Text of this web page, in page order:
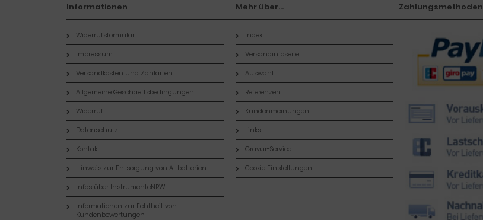
Informationen
Widerrufsformular
Impressum
Versandkosten und Zahlarten
Allgemeine Geschaeftsbedingungen
Widerruf
Datenschutz
Kontakt
Hinweis zur Entsorgung von Altbatterien
Infos über InstrumenteNRW
Informationen zur Echtheit von
Kundenbewertungen
Mehr über...
Index
Versandinfoseite
Auswahl
Referenzen
Kundenmeinungen
Links
Gravur-Service
Cookie Einstellungen
Zahlungsmethoden